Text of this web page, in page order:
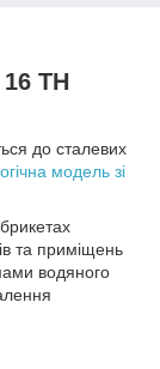
ТН
до сталевих
модель зі
та приміщень
водяного